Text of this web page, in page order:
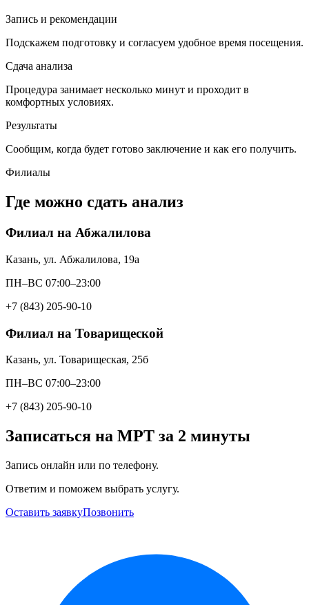
Запись и рекомендации
Подскажем подготовку и согласуем удобное время посещения.
Сдача анализа
Процедура занимает несколько минут и проходит в
комфортных условиях.
Результаты
Сообщим, когда будет готово заключение и как его получить.
Филиалы
Где можно сдать анализ
Филиал на Абжалилова
Казань, ул. Абжалилова, 19а
ПН–ВС 07:00–23:00
+7 (843) 205-90-10
Филиал на Товарищеской
Казань, ул. Товарищеская, 25б
ПН–ВС 07:00–23:00
+7 (843) 205-90-10
Записаться на МРТ за 2 минуты
Запись онлайн или по телефону.
Ответим и поможем выбрать услугу.
Оставить заявкуПозвонить